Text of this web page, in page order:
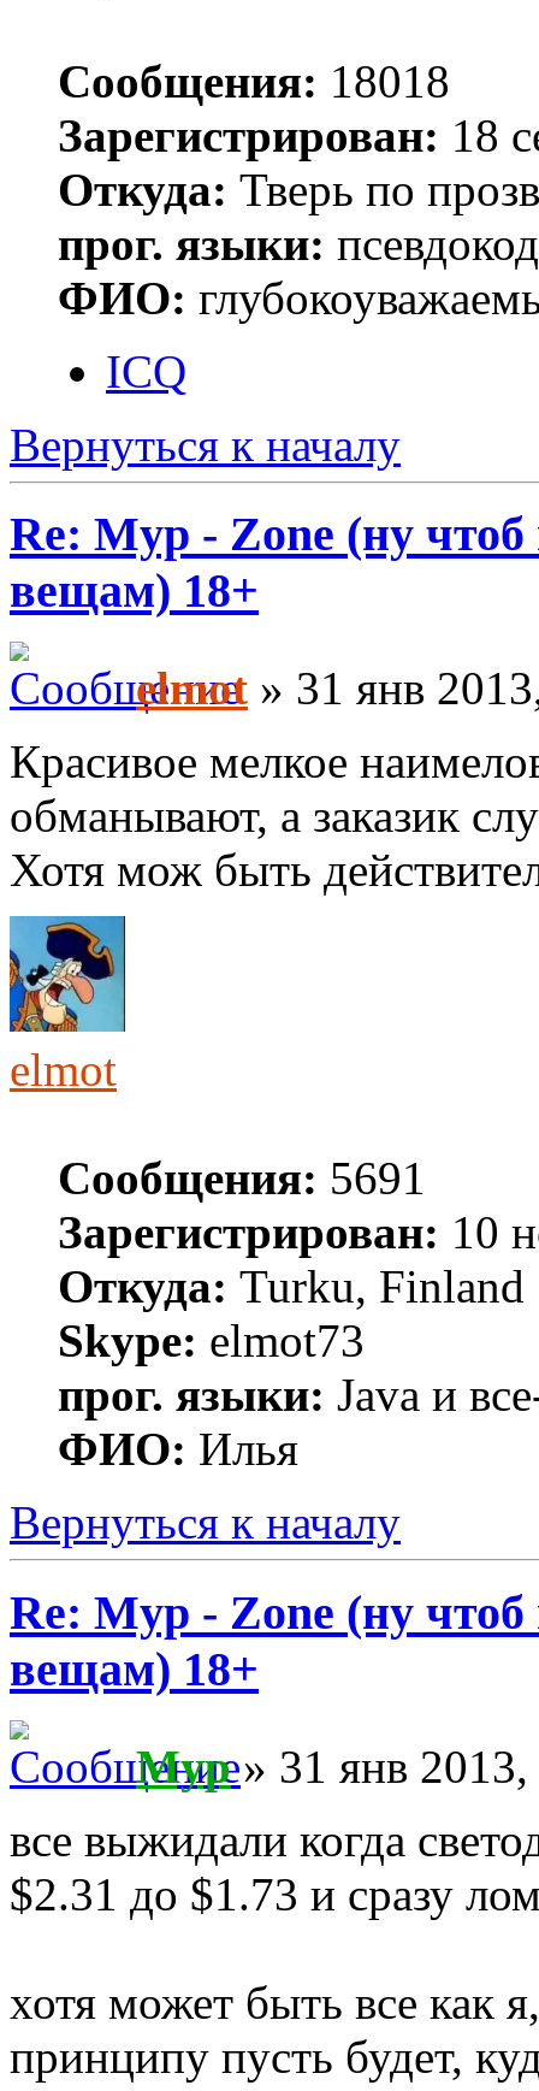
Сообщения: 18018
Зарегистрирован: 18
Откуда: Тверь по
прог. языки:
ФИО:
ICQ
Вернуться к началу
Re: Myp - Zone (ну
вещам) 18+
elmot » 31 янв
Красивое мелкое
обманывают, а заказик
Хотя мож быть
elmot
Сообщения: 5691
Зарегистрирован: 10
Откуда: Turku, Finland
Skype: elmot73
прог. языки: Java и
ФИО: Илья
Вернуться к началу
Re: Myp - Zone (ну
вещам) 18+
Myp» 31 янв 2013,
все выжидали когда
$2.31 до $1.73 и сразу
хотя может быть все как
принципу пусть будет,